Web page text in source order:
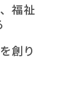
福祉
創り